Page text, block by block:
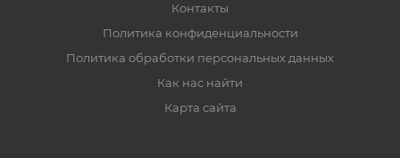
Контакты
Политика конфиденциальности
Политика обработки персональных данных
Как нас найти
Карта сайта